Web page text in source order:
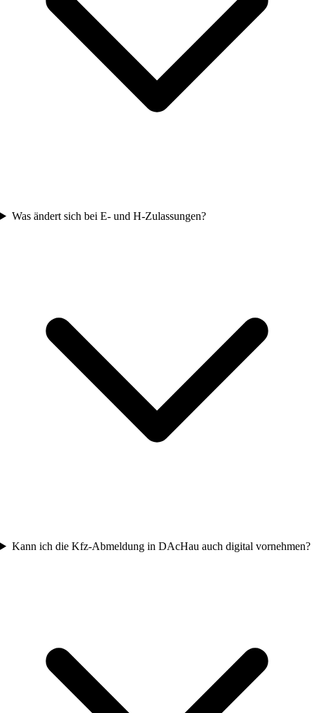
Was ändert sich bei E- und H-Zulassungen?
Kann ich die Kfz-Abmeldung in DAcHau auch digital vornehmen?